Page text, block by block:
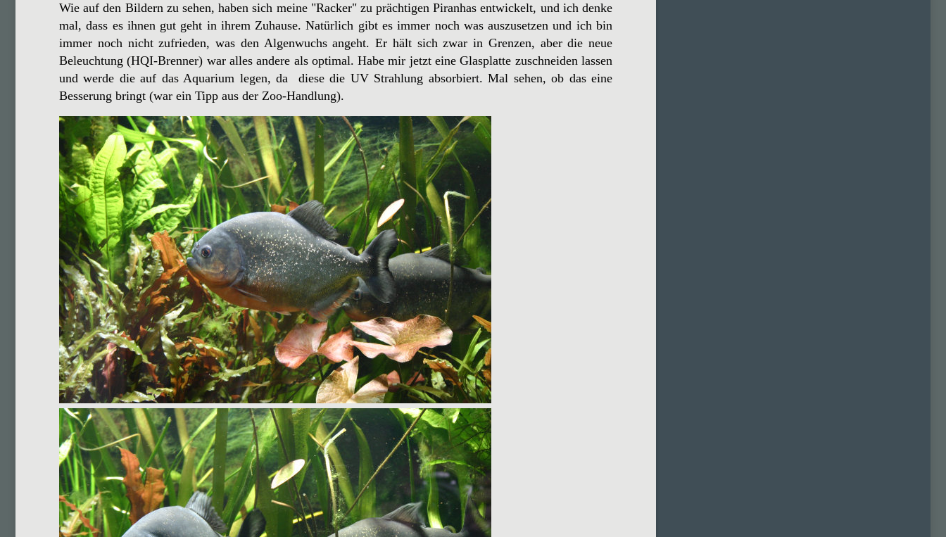
Wie auf den Bildern zu sehen, haben sich meine "Racker" zu prächtigen Piranhas entwickelt, und ich denke
mal, dass es ihnen gut geht in ihrem Zuhause. Natürlich gibt es immer noch was auszusetzen und ich bin
immer noch nicht zufrieden, was den Algenwuchs angeht. Er hält sich zwar in Grenzen, aber die neue
Beleuchtung (HQI-Brenner) war alles andere als optimal. Habe mir jetzt eine Glasplatte zuschneiden lassen
und werde die auf das Aquarium legen, da diese die UV Strahlung absorbiert. Mal sehen, ob das eine
Besserung bringt (war ein Tipp aus der Zoo-Handlung).